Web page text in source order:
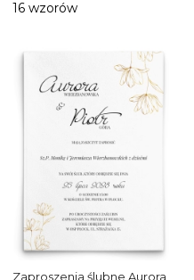
16 wzorów
Zaproszenia ślubne Aurora